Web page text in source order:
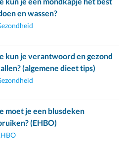
en wassen?
kun je verantwoord en gezond
(algemene dieet tips)
moet je een blusdeken
(EHBO)